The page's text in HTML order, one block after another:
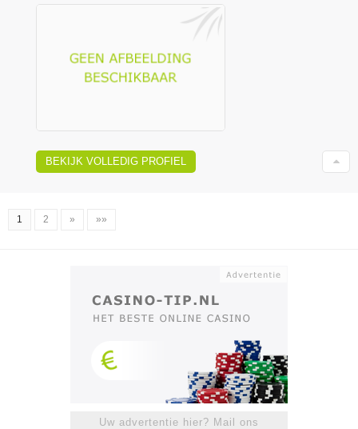
BEKIJK VOLLEDIG PROFIEL
1 2 » »»
Uw advertentie hier? Mail ons